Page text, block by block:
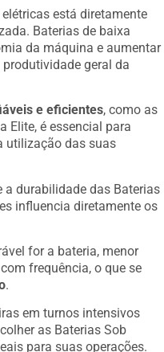
está diretamente
Baterias de baixa
da máquina e aumentar
geral da
e eficientes , como as
Elite, é essencial para
utilização das suas
a durabilidade das Baterias
influencia diretamente os
for a bateria, menor
frequência, o que se
em turnos intensivos
as Baterias Sob
para suas operações.